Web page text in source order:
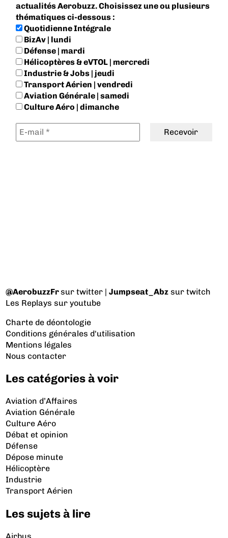
actualités Aerobuzz. Choisissez une ou plusieurs
thématiques ci-dessous :
Quotidienne Intégrale
BizAv | lundi
Défense | mardi
Hélicoptères & eVTOL | mercredi
Industrie & Jobs | jeudi
Transport Aérien | vendredi
Aviation Générale | samedi
Culture Aéro | dimanche
@AerobuzzFrsur twitter |Jumpseat_Abz sur twitch
Les Replays sur youtube
Charte de déontologie
Conditions générales d'utilisation
Mentions légales
Nous contacter
Les catégories à voir
Aviation d’Affaires
Aviation Générale
Culture Aéro
Débat et opinion
Défense
Dépose minute
Hélicoptère
Industrie
Transport Aérien
Les sujets à lire